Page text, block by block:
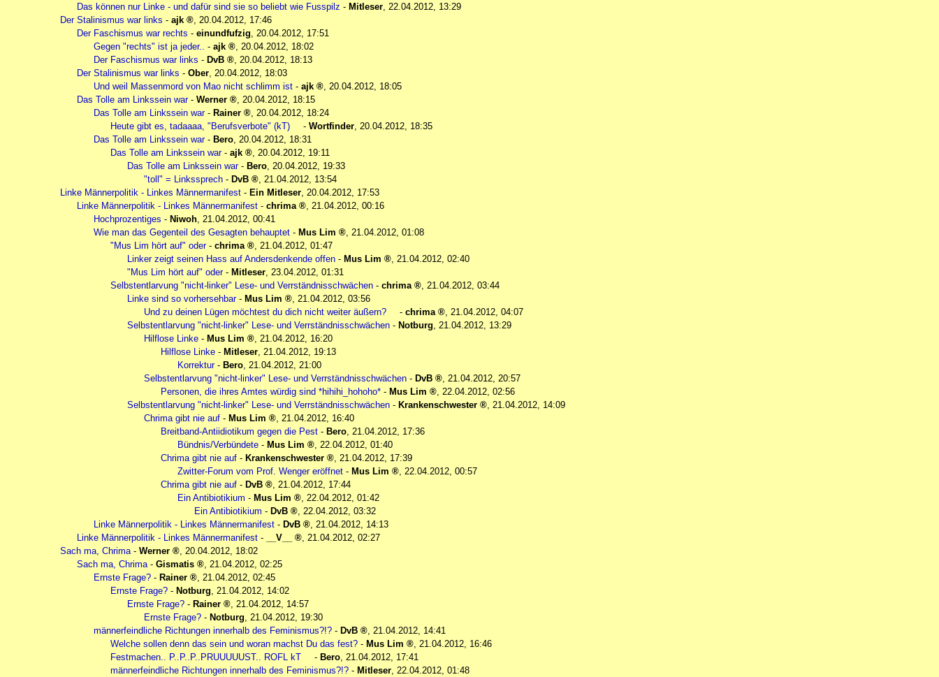
Das können nur Linke - und dafür sind sie so beliebt wie Fusspilz - Mitleser, 22.04.2012, 13:29
Der Stalinismus war links - ajk , 20.04.2012, 17:46
Der Faschismus war rechts - einundfufzig, 20.04.2012, 17:51
Gegen "rechts" ist ja jeder.. - ajk , 20.04.2012, 18:02
Der Faschismus war links - DvB , 20.04.2012, 18:13
Der Stalinismus war links - Ober, 20.04.2012, 18:03
Und weil Massenmord von Mao nicht schlimm ist - ajk , 20.04.2012, 18:05
Das Tolle am Linkssein war- Werner , 20.04.2012, 18:15
Das Tolle am Linkssein war- Rainer , 20.04.2012, 18:24
Heute gibt es, tadaaaa, "Berufsverbote" (kT)
- Wortfinder, 20.04.2012, 18:35
Das Tolle am Linkssein war- Bero, 20.04.2012, 18:31
Das Tolle am Linkssein war- ajk , 20.04.2012, 19:11
Das Tolle am Linkssein war- Bero, 20.04.2012, 19:33
"toll" = Linkssprech - DvB , 21.04.2012, 13:54
Linke Männerpolitik - Linkes Männermanifest - Ein Mitleser, 20.04.2012, 17:53
Linke Männerpolitik - Linkes Männermanifest - chrima , 21.04.2012, 00:16
Hochprozentiges - Niwoh, 21.04.2012, 00:41
Wie man das Gegenteil des Gesagten behauptet - Mus Lim , 21.04.2012, 01:08
"Mus Lim hört auf" oder- chrima , 21.04.2012, 01:47
Linker zeigt seinen Hass auf Andersdenkende offen - Mus Lim , 21.04.2012, 02:40
"Mus Lim hört auf" oder- Mitleser, 23.04.2012, 01:31
Selbstentlarvung "nicht-linker" Lese- und Verrständnisschwächen - chrima , 21.04.2012, 03:44
Linke sind so vorhersehbar- Mus Lim , 21.04.2012, 03:56
Und zu deinen Lügen möchtest du dich nicht weiter äußern?
- chrima , 21.04.2012, 04:07
Selbstentlarvung "nicht-linker" Lese- und Verrständnisschwächen - Notburg, 21.04.2012, 13:29
Hilflose Linke - Mus Lim , 21.04.2012, 16:20
Hilflose Linke - Mitleser, 21.04.2012, 19:13
Korrektur- Bero, 21.04.2012, 21:00
Selbstentlarvung "nicht-linker" Lese- und Verrständnisschwächen - DvB , 21.04.2012, 20:57
Personen, die ihres Amtes würdig sind *hihihi_hohoho* - Mus Lim , 22.04.2012, 02:56
Selbstentlarvung "nicht-linker" Lese- und Verrständnisschwächen - Krankenschwester , 21.04.2012, 14:09
Chrima gibt nie auf - Mus Lim , 21.04.2012, 16:40
Breitband-Antiidiotikum gegen die Pest - Bero, 21.04.2012, 17:36
Bündnis/Verbündete - Mus Lim , 22.04.2012, 01:40
Chrima gibt nie auf - Krankenschwester , 21.04.2012, 17:39
Zwitter-Forum vom Prof. Wenger eröffnet - Mus Lim , 22.04.2012, 00:57
Chrima gibt nie auf - DvB , 21.04.2012, 17:44
Ein Antibiotikium - Mus Lim , 22.04.2012, 01:42
Ein Antibiotikium - DvB , 22.04.2012, 03:32
Linke Männerpolitik - Linkes Männermanifest - DvB , 21.04.2012, 14:13
Linke Männerpolitik - Linkes Männermanifest - __V__ , 21.04.2012, 02:27
Sach ma, Chrima- Werner , 20.04.2012, 18:02
Sach ma, Chrima- Gismatis , 21.04.2012, 02:25
Ernste Frage? - Rainer , 21.04.2012, 02:45
Ernste Frage? - Notburg, 21.04.2012, 14:02
Ernste Frage? - Rainer , 21.04.2012, 14:57
Ernste Frage? - Notburg, 21.04.2012, 19:30
männerfeindliche Richtungen innerhalb des Feminismus?!? - DvB , 21.04.2012, 14:41
Welche sollen denn das sein und woran machst Du das fest? - Mus Lim , 21.04.2012, 16:46
Festmachen.. P..P..P..PRUUUUUST.. ROFL kT
- Bero, 21.04.2012, 17:41
männerfeindliche Richtungen innerhalb des Feminismus?!? - Mitleser, 22.04.2012, 01:48